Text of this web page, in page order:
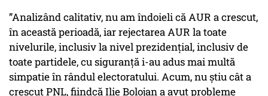
”Analizând calitativ, nu am îndoieli că AUR a crescut,
în această perioadă, iar rejectarea AUR la toate
nivelurile, inclusiv la nivel prezidențial, inclusiv de
toate partidele, cu siguranță i-au adus mai multă
simpatie în rândul electoratului. Acum, nu știu cât a
crescut PNL, fiindcă Ilie Bolojan a avut probleme